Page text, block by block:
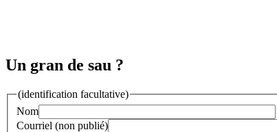
Un gran de sau ?
(identification facultative)
Nom
Courriel (non publié)